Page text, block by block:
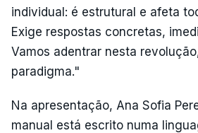
individual: é estrutural e afeta
Exige respostas concretas,
Vamos adentrar nesta
paradigma."
Na apresentação, Ana Sofia
manual está escrito numa